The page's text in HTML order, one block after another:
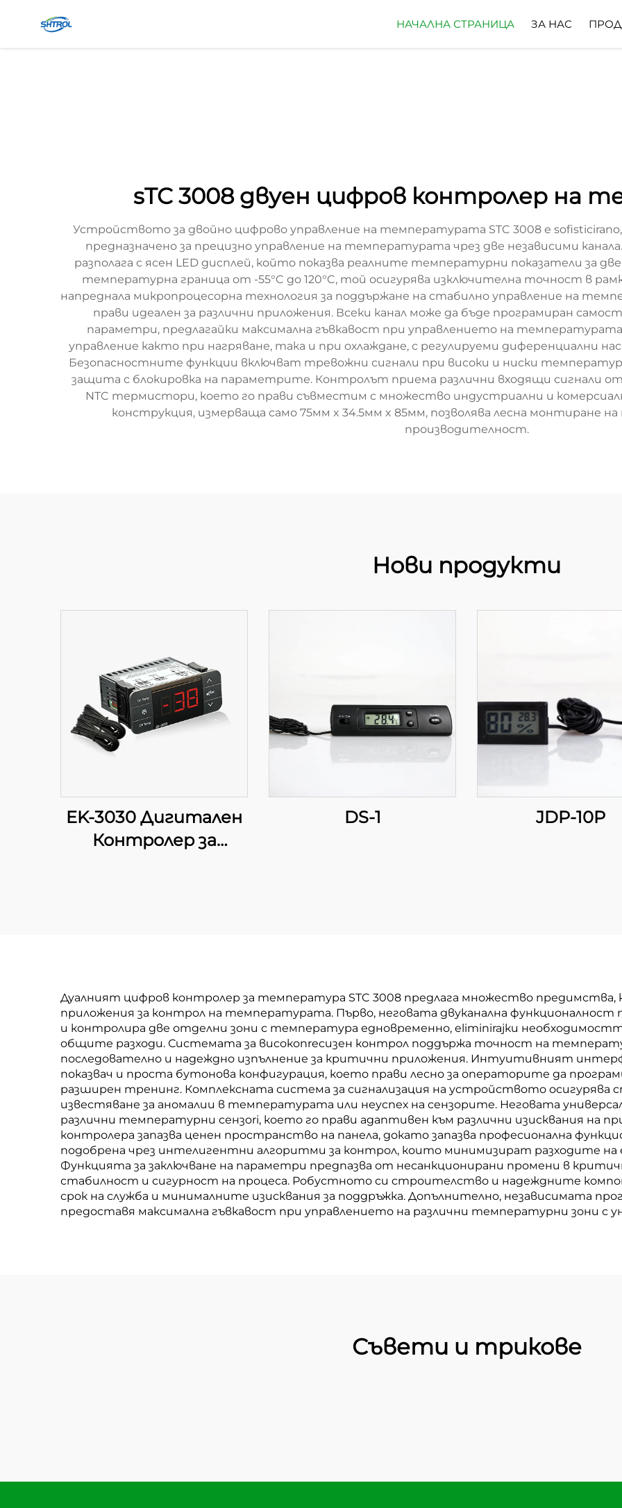
НАЧАЛНА СТРАНИЦА ЗА НАС
sTC 3008 двуен цифров контролер на
Устройството за двойно цифрово управление на температурата STC 3008 е
предназначено за прецизно управление на температурата чрез две независими
разполага с ясен LED дисплей, който показва реалните температурни показатели за
температурна граница от -55°C до 120°C, той осигурява изключителна точност в
напреднала микропроцесорна технология за поддържане на стабилно управление на
прави идеален за различни приложения. Всеки канал може да бъде програмиран
параметри, предлагайки максимална гъвкавост при управлението на
управление както при нагряване, така и при охлаждане, с регулируеми диференциални
Безопасностните функции включват тревожни сигнали при високи и ниски
защита с блокировка на параметрите. Контролът приема различни входящи сигнали
NTC термистори, което го прави съвместим с множество индустриални и
конструкция, измерваща само 75мм x 34.5мм x 85мм, позволява лесна монтиране на
производителност.
Нови продукти
EK-3030 Дигитален
Контролер за
Приложения
DS-1 JDP-10P
Дуалният цифров контролер за температура STC 3008 предлага множество предимства,
приложения за контрол на температурата. Първо, неговата двуканална функционалност
и контролира две отделни зони с температура едновременно, eliminirajки
общите разходи. Системата за високопrecизен контрол поддържа точност на
последователно и надеждно изпълнение за критични приложения. Интуитивният
показвач и проста бутонова конфигурация, което прави лесно за операторите да
разширен тренинг. Комплексната система за сигнализация на устройството осигурява
известяване за аномалии в температурата или неуспех на сензорите. Неговата
различни температурни сензori, което го прави адаптивен към различни изисквания на
контролера запазва ценен пространство на панела, докато запазва професионална
подобрена чрез интелигентни алгоритми за контрол, които минимизират разходите на
Функцията за заключване на параметри предпазва от несанкционирани промени в
стабилност и сигурност на процеса. Робустното си строителство и надеждните
срок на служба и минималните изисквания за поддръжка. Допълнително, независимата
предоставя максимална гъвкавост при управлението на различни температурни зони с
Съвети и трикове